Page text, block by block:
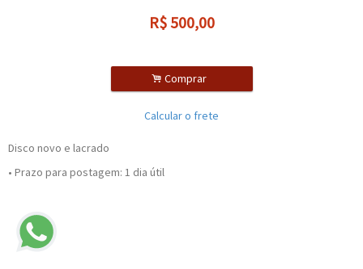
R$500,00
. Comprar
Calcular o frete
Disco novo e lacrado
• Prazo para postagem: 1 dia útil